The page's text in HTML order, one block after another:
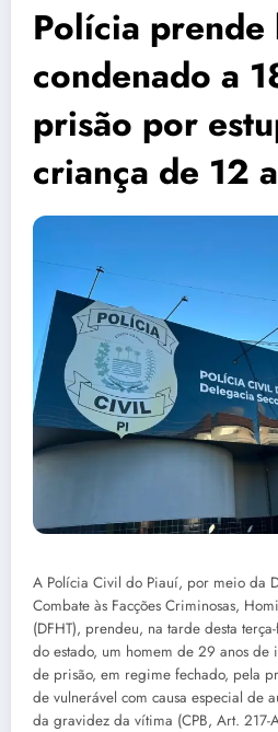
Polícia prende
condenado a
prisão por
criança de 12
A Polícia Civil do Piauí, por meio da
Combate às Facções Criminosas,
(DFHT), prendeu, na tarde desta
do estado, um homem de 29 anos de
de prisão, em regime fechado, pela
de vulnerável com causa especial de
da gravidez da vítima (CPB, Art. 217-